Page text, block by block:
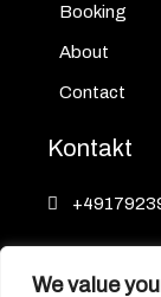
We value
Booking
About
Contact
Kontakt
Breisgau